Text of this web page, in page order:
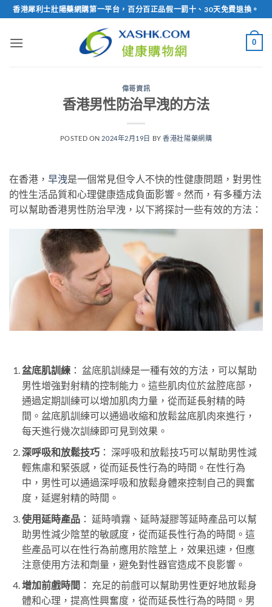
Skip
to
content
香港犀利士壯陽藥網購第一平台，百分百正品假一罰十、30天免費退換。
0
偉哥資訊
香港男性防治早洩的方法
POSTED ON 2024年2月19日 BY香港壯陽藥網購
在香港， 早洩是一個常見但令人不快的性健康問題，對男性
的性生活品質和心理健康造成負面影響。然而，有多種方法
可以幫助香港男性防治早洩，以下將探討一些有效的方法：
盆底肌訓練： 盆底肌訓練是一種有效的方法，可以幫助
男性增強對射精的控制能力。這些肌肉位於盆腔底部，
通過定期訓練可以增加肌肉力量，從而延長射精的時
間。盆底肌訓練可以通過收縮和放鬆盆底肌肉來進行，
每天進行幾次訓練即可見到效果。
深呼吸和放鬆技巧： 深呼吸和放鬆技巧可以幫助男性減
輕焦慮和緊張感，從而延長性行為的時間。在性行為
中，男性可以通過深呼吸和放鬆身體來控制自己的興奮
度，延遲射精的時間。
使用延時產品： 延時噴霧、延時凝膠等延時產品可以幫
助男性減少陰莖的敏感度，從而延長性行為的時間。這
些產品可以在性行為前應用於陰莖上，效果迅速，但應
注意使用方法和劑量，避免對性器官造成不良影響。
增加前戲時間 ： 充足的前戲可以幫助男性更好地放鬆身
體和心理，提高性興奮度，從而延長性行為的時間。男